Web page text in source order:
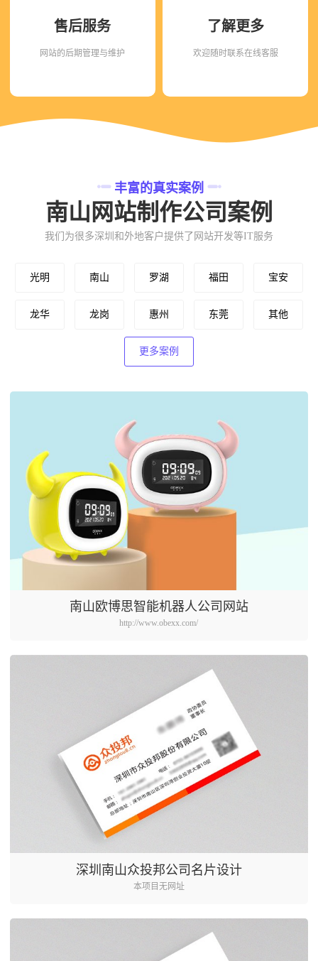
售后服务
网站的后期管理与维护
了解更多
欢迎随时联系在线客服
丰富的真实案例
南山网站制作公司案例
我们为很多深圳和外地客户提供了网站开发等IT服务
光明 南山 罗湖 福田 宝安
龙华 龙岗 惠州 东莞 其他
更多案例
南山欧博思智能机器人公司网站
http://www.obexx.com/
深圳南山众投邦公司名片设计
本项目无网址